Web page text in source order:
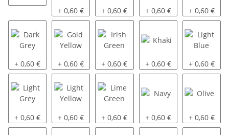
Ash
+ 0,60 € Black
+ 0,60 € Brown
+ 0,60 € Dark Green
+ 0,60 €
Dark Grey
+ 0,60 € Gold Yellow
+ 0,60 € Irish Green
+ 0,60 € Khaki
+ 0,60 € Light Blue
+ 0,60 €
Light Grey
+ 0,60 € Light Yellow
+ 0,60 € Lime Green
+ 0,60 € Navy
+ 0,60 € Olive
+ 0,60 €